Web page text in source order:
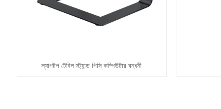
ল্যাপটপ টেবিল স্ট্যান্ড পিসি কম্পিউটার বন্ধনী